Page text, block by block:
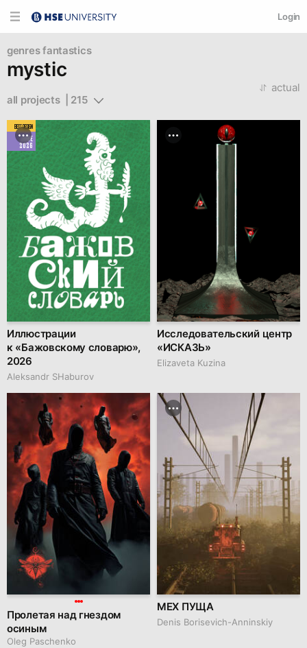
Login
genres fantastics
mystic
all projects  | 215
actual
BEST DESIGN
JUNE
2026
Иллюстрации
к «Бажовскому словарю»,
2026
Аleksandr SHaburov
Исследовательский центр
«ИСКАЗЬ»
Elizaveta Kuzina
Пролетая над гнездом
осиным
Oleg Paschenko
МЕХ ПУЩА
Denis Borisevich-Anninskiy